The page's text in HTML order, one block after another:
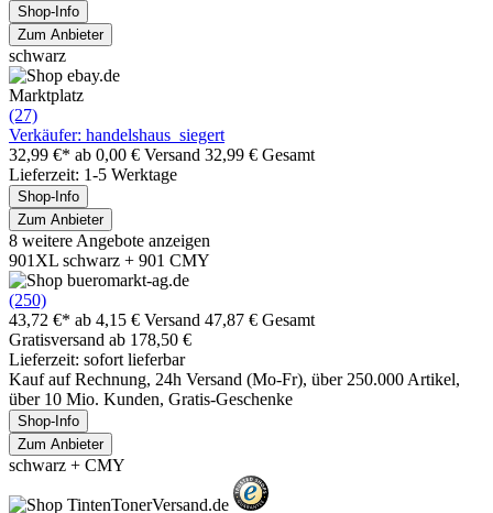
Shop-Info
Zum Anbieter
schwarz
Marktplatz
(27)
Verkäufer: handelshaus_siegert
32,99 €* ab 0,00 € Versand 32,99 € Gesamt
Lieferzeit: 1-5 Werktage
Shop-Info
Zum Anbieter
8 weitere Angebote anzeigen
901XL schwarz + 901 CMY
(250)
43,72 €* ab 4,15 € Versand 47,87 € Gesamt
Gratisversand ab 178,50 €
Lieferzeit: sofort lieferbar
Kauf auf Rechnung, 24h Versand (Mo-Fr), über 250.000 Artikel,
über 10 Mio. Kunden, Gratis-Geschenke
Shop-Info
Zum Anbieter
schwarz + CMY